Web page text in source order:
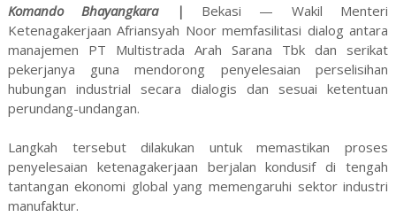
Komando Bhayangkara | Bekasi — Wakil Menteri
Ketenagakerjaan Afriansyah Noor memfasilitasi dialog antara
manajemen PT Multistrada Arah Sarana Tbk dan serikat
pekerjanya guna mendorong penyelesaian perselisihan
hubungan industrial secara dialogis dan sesuai ketentuan
perundang-undangan.
Langkah tersebut dilakukan untuk memastikan proses
penyelesaian ketenagakerjaan berjalan kondusif di tengah
tantangan ekonomi global yang memengaruhi sektor industri
manufaktur.